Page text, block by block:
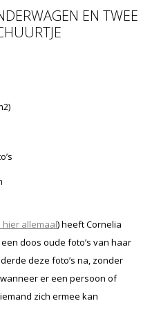
EN TWEE
hier allemaal) heeft Cornelia
doos oude foto’s van haar
deze foto’s na, zonder
er een persoon of
zich ermee kan